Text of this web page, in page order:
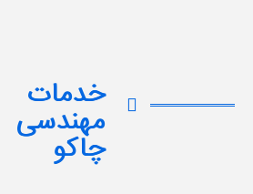
خدمات
مهندسی
چاکو